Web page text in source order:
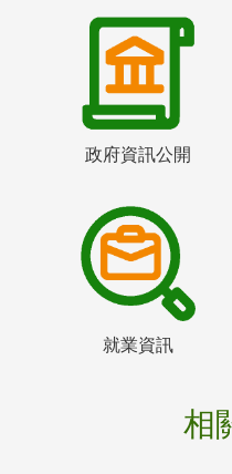
政府資訊公開
就業資訊
相